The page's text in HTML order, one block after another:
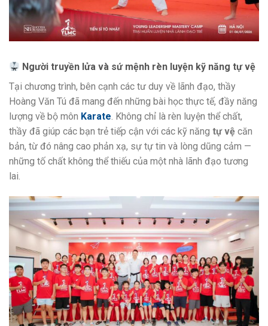
Người truyền lửa và sứ mệnh rèn luyện kỹ năng tự vệ
Tại chương trình, bên cạnh các tư duy về lãnh đạo, thầy
Hoàng Văn Tú đã mang đến những bài học thực tế, đầy năng
lượng về bộ môn Karate. Không chỉ là rèn luyện thể chất,
thầy đã giúp các bạn trẻ tiếp cận với các kỹ năng tự vệ căn
bản, từ đó nâng cao phản xạ, sự tự tin và lòng dũng cảm —
những tố chất không thể thiếu của một nhà lãnh đạo tương
lai.